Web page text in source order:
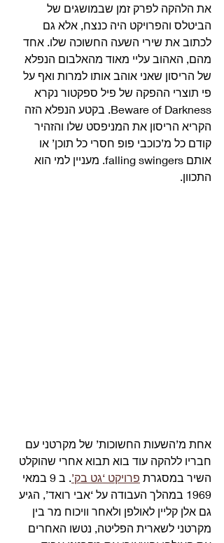
את הלהקה לפרק זמן שבמושגים של
הביטלס והפרויקט היה כנצח, אלא גם
לכתוב את שירי השעה החשוכה שלו. אחד
מהם, האהוב עליי מאוד מהאלבום הנפלא
של הריסון שאני אוהב אותו למרות ואף על
פי תוצרי ההפקה של פיל ספקטור נקרא
Beware of Darkness. בקטע הנפלא הזה
הקריא הריסון את המניפסט שלו והזהיר
קודם כל מ’כוכבי פופ חסרי כל תוכן’ או
אותם falling swingers. מעניין למי הוא
התכוון.
אחת מ’השעות החשוכות’ של מקרטני עם
חבריו ללהקה עוד בוא תבוא אחרי שהוקלט
השיר במסגרת פרויקט ‘גט בק’
. ב 9 במאי
1969 במהלך העבודה על ‘אבי רואד’, הגיע
גם אלן קליין לאולפן ולאחר וויכוח מר בין
מקרטני לשארית הפליטה, נטשו האחרים